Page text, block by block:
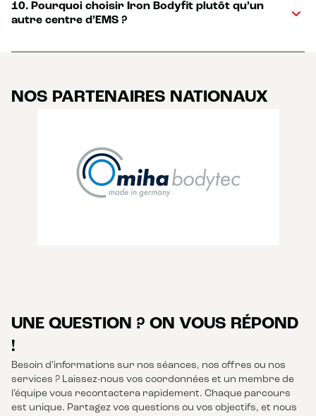
10. Pourquoi choisir Iron Bodyfit plutôt qu’un
autre centre d’EMS ?
NOS PARTENAIRES NATIONAUX
UNE QUESTION ? ON VOUS RÉPOND
!
Besoin d’informations sur nos séances, nos offres ou nos
services ? Laissez-nous vos coordonnées et un membre de
l’équipe vous recontactera rapidement. Chaque parcours
est unique. Partagez vos questions ou vos objectifs, et nous